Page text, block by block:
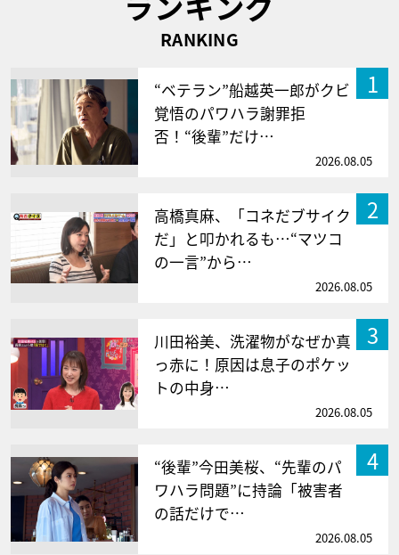
RANKING
1
“ベテラン”船越英一郎がクビ
覚悟のパワハラ謝罪拒
否！“後輩”だけ…
2026.08.05
2
高橋真麻、「コネだブサイク
だ」と叩かれるも…“マツコ
の一言”から…
2026.08.05
3
川田裕美、洗濯物がなぜか真
っ赤に！原因は息子のポケッ
トの中身…
2026.08.05
4
“後輩”今田美桜、“先輩のパ
ワハラ問題”に持論「被害者
の話だけで…
2026.08.05